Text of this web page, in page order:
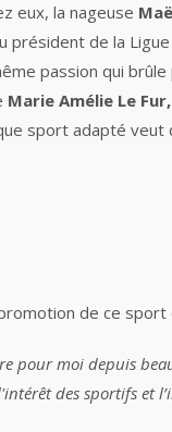
eux, la nageuse
de la
passion qui
Marie Amélie Le Fur,
sport adapté veut
de ce
pour moi depuis
des sportifs et